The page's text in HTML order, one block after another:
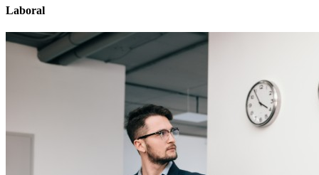
Laboral